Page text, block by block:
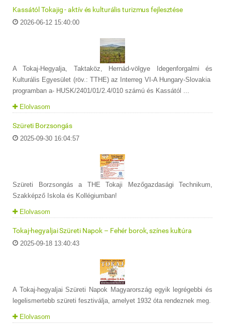
Kassától Tokajig - aktív és kulturális turizmus fejlesztése
2026-06-12 15:40:00
A Tokaj-Hegyalja, Taktaköz, Hernád-völgye Idegenforgalmi és
Kulturális Egyesület (röv.: TTHE) az Interreg VI-A Hungary-Slovakia
programban a- HUSK/2401/01/2.4/010 számú és Kassától ...
Elolvasom
Szüreti Borzsongás
2025-09-30 16:04:57
Szüreti Borzsongás a THE Tokaji Mezőgazdasági Technikum,
Szakképző Iskola és Kollégiumban!
Elolvasom
Tokaj-hegyaljai Szüreti Napok – Fehér borok, színes kultúra
2025-09-18 13:40:43
A Tokaj-hegyaljai Szüreti Napok Magyarország egyik legrégebbi és
legelismertebb szüreti fesztiválja, amelyet 1932 óta rendeznek meg.
Elolvasom